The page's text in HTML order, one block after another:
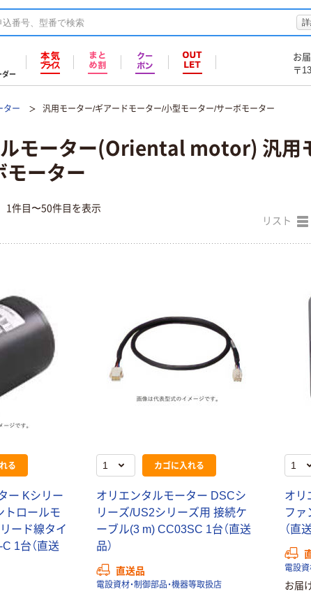
ダー
お
〒
ター 汎用モーター/ギアードモーター/小型モーター/サーボモーター
モーター(Oriental motor) 汎用
ーター
1件目〜50件目を表示
リスト
る
ー Kシリー
トロールモ
ード線タイ
1台（直送
カゴに入れる
オリエンタルモーター DSCシ
リーズ/US2シリーズ用 接続ケ
ーブル(3 m) CC03SC 1台（直送
品）
直送品
電設資材・制御部品・機器等取扱店
オリ
ファ
（直
電設資
お届